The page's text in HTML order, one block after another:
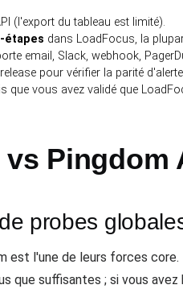
(l'export du tableau est limité).
étapes dans LoadFocus, la
email, Slack, webhook,
pour vérifier la parité
que vous avez validé que
Pingdom
probes
est l'une de leurs forces
que suffisantes ; si vous